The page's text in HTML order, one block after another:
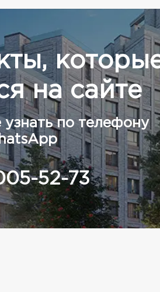
на сайте
по телефону
52-73